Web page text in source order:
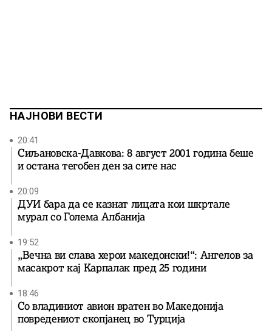
НАЈНОВИ ВЕСТИ
20:41
Сиљановска-Давкова: 8 август 2001 година беше
и остана тегобен ден за сите нас
20:09
ДУИ бара да се казнат лицата кои шкртале
мурал со Голема Албанија
19:52
„Вечна ви слава херои македонски!“: Ангелов за
масакрот кај Карпалак пред 25 години
18:46
Со владиниот авион вратен во Македонија
повредениот скопјанец во Турција